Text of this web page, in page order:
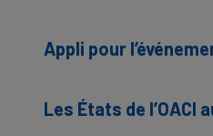
Appli pour
Les États de l’OACI